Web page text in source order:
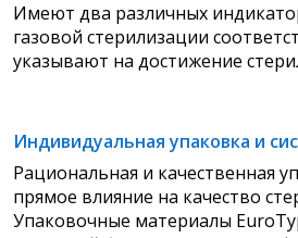
Имеют два различных
газовой стерилизации
указывают на достижение
Индивидуальная упаковка и
Рациональная и качественная
прямое влияние на качество
Упаковочные материалы